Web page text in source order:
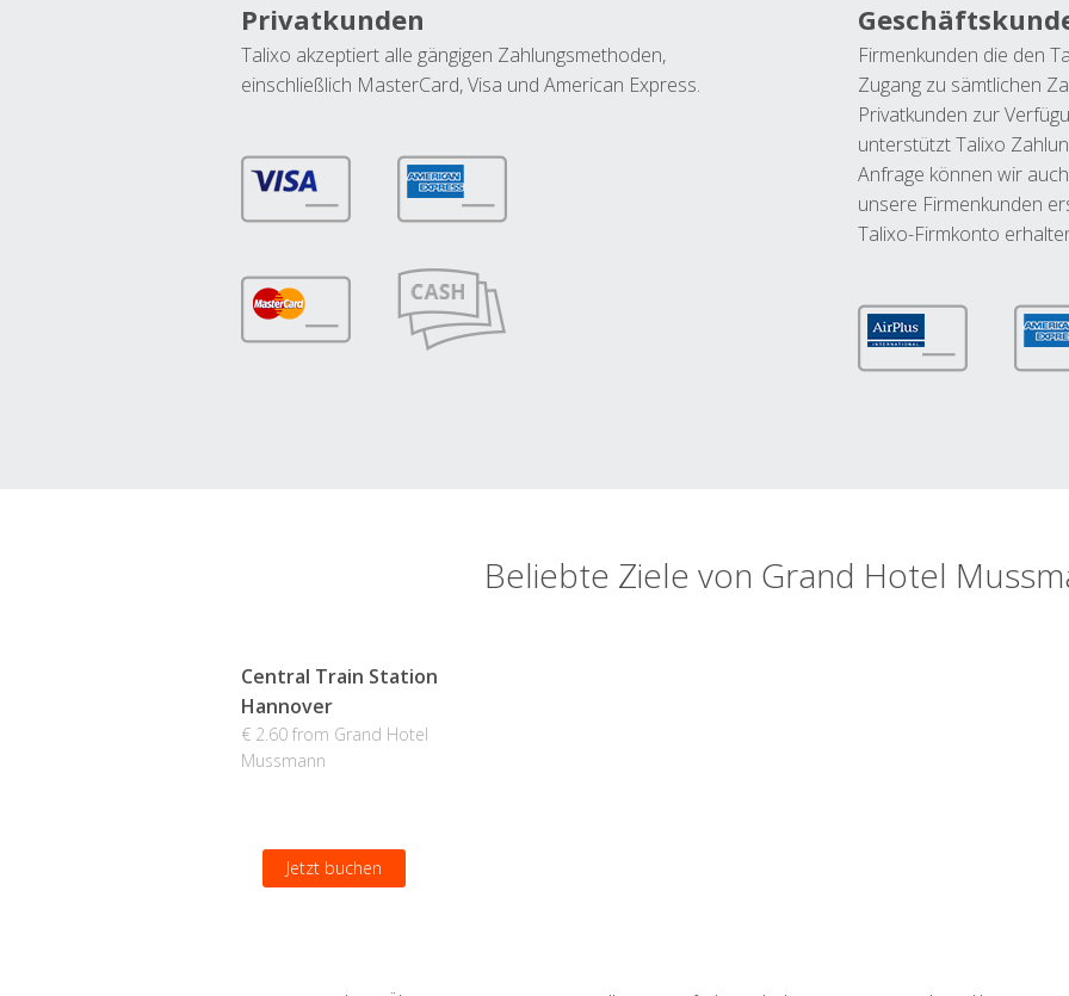
Privatkunden
Talixo akzeptiert alle gängigen Zahlungsmethoden,
einschließlich MasterCard, Visa und American Express.
Firmenkunden die den
Zugang zu sämtlichen
Privatkunden zur
unterstützt Talixo
Anfrage können wir
unsere Firmenkunden
Talixo-Firmkonto
Beliebte Ziele von Grand Hotel
Central Train Station
Hannover
€ 2.60 from Grand Hotel
Mussmann
Jetzt buchen